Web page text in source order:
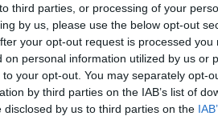
third parties, or processing of your
by us, please use the below opt-out
your opt-out request is processed you
personal information utilized by us or
your opt-out. You may separately opt-
by third parties on the IAB’s list of
by us to third parties on the
de forma gratuita.